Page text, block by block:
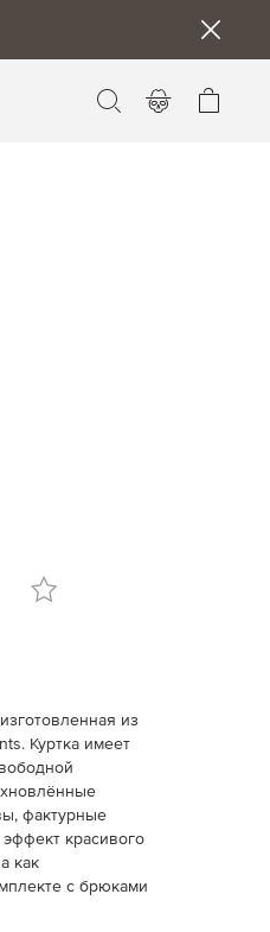
из
Куртка имеет
фактурные
красивого
как
с брюками